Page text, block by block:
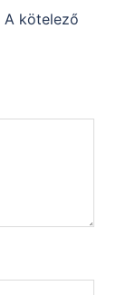
A kötelező